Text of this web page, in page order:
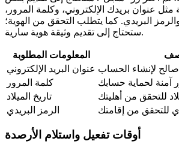
عنوان بريدك الإلكتروني، وكلمة المرور،
والرمز البريدي. كما يتطلب التحقق من الهوية؛
ستحتاج إلى تقديم وثيقة هوية سارية.
المعلومات المطلوبة
عنوان البريد الإلكتروني صالح لإنشاء الحساب
كلمة المرور
آمنة لحماية حسابك
تاريخ الميلاد
للتحقق من أهليتك
الرمز البريدي
للتحقق من إقامتك
أوقات تفعيل واستلام الأرصدة